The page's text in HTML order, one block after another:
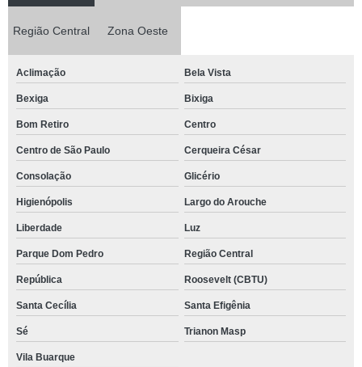
Região Central Zona Oeste
Aclimação Bela Vista
Bexiga Bixiga
Bom Retiro Centro
Centro de São Paulo Cerqueira César
Consolação Glicério
Higienópolis Largo do Arouche
Liberdade Luz
Parque Dom Pedro Região Central
República Roosevelt (CBTU)
Santa Cecília Santa Efigênia
Sé Trianon Masp
Vila Buarque